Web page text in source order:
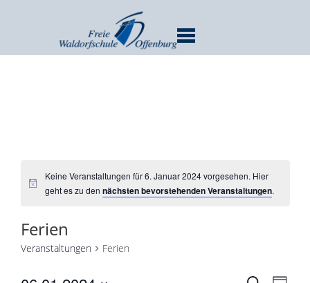
Keine Veranstaltungen für 6. Januar 2024 vorgesehen. Hier
geht es zu den nächsten bevorstehenden Veranstaltungen.
Ferien
Veranstaltungen Ferien